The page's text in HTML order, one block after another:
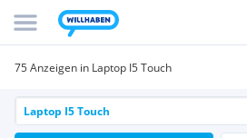
75 Anzeigen in Laptop I5 Touch